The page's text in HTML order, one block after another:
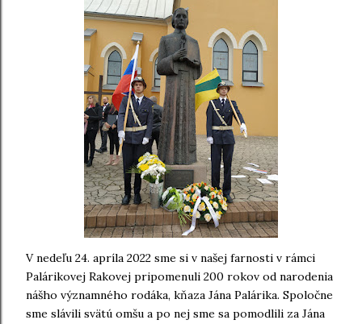
V nedeľu 24. apríla 2022 sme si v našej farnosti v rámci
Palárikovej Rakovej pripomenuli 200 rokov od narodenia
nášho významného rodáka, kňaza Jána Palárika. Spoločne
sme slávili svätú omšu a po nej sme sa pomodlili za Jána